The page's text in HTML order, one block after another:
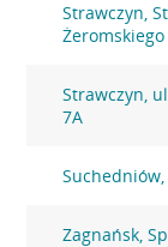
Strawczyn,
Żeromskiego
Strawczyn,
7A
Zagnańsk,